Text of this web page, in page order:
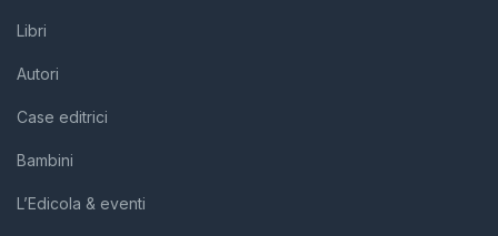
Libri
Autori
Case editrici
Bambini
L’Edicola & eventi